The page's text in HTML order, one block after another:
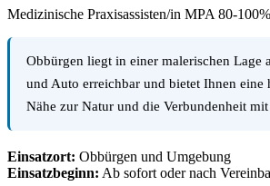
Medizinische Praxisassisten/in MPA 80-
Obbürgen liegt in einer malerischen
und Auto erreichbar und bietet Ihnen
Nähe zur Natur und die Verbundenheit
Einsatzort: Obbürgen und Umgebung
Einsatzbeginn: Ab sofort oder nach